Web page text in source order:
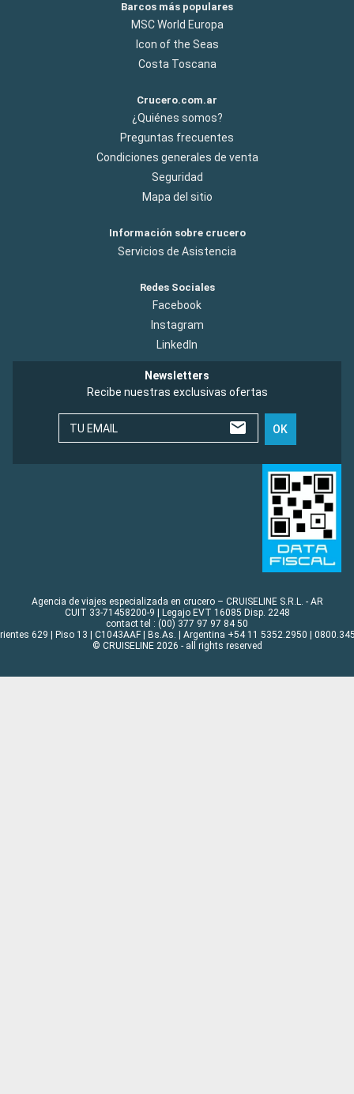
Barcos más populares
MSC World Europa
Icon of the Seas
Costa Toscana
Crucero.com.ar
¿Quiénes somos?
Preguntas frecuentes
Condiciones generales de venta
Seguridad
Mapa del sitio
Información sobre crucero
Servicios de Asistencia
Redes Sociales
Facebook
Instagram
LinkedIn
Newsletters
Recibe nuestras exclusivas ofertas
TU EMAIL OK
Agencia de viajes especializada en crucero – CRUISELINE S.R.L. - AR
CUIT 33-71458200-9 | Legajo EVT 16085 Disp. 2248
contact tel : (00) 377 97 97 84 50
629 | Piso 13 | C1043AAF | Bs.As. | Argentina +54 11 5352.2950 |
© CRUISELINE 2026 - all rights reserved